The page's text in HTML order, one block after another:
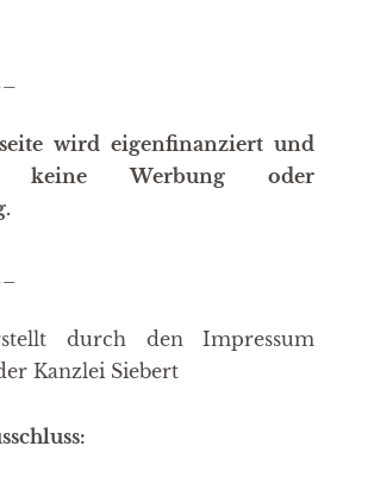
wird eigenfinanziert und
keine Werbung oder
durch den Impressum
Kanzlei Siebert